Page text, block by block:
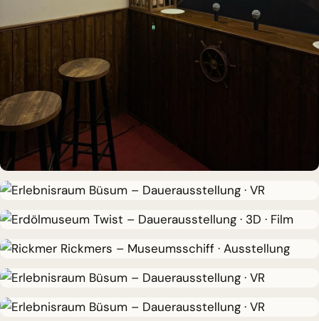
IDEE & UMSETZUNG
Hamburgs kleinste Karaoke-Bar
DAUERAUSSTELLUNG · VR
Erlebnisraum Büsum
DAUERAUSSTELLUNG · 3D · FILM
Erdölmuseum Twist
MUSEUMSSCHIFF · AUSSTELLUNG
Rickmer Rickmers
DAUERAUSSTELLUNG · VR